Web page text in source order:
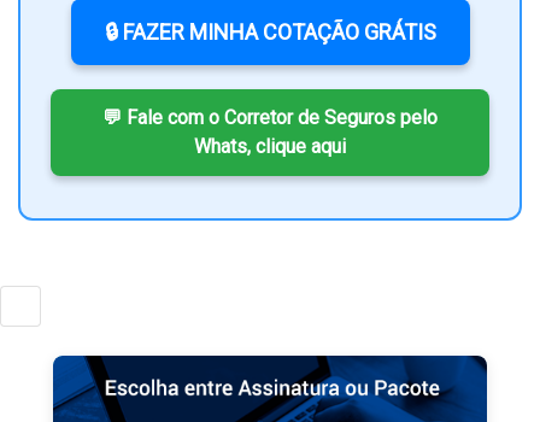
🔒 FAZER MINHA COTAÇÃO GRÁTIS
💬 Fale com o Corretor de Seguros pelo
Whats, clique aqui